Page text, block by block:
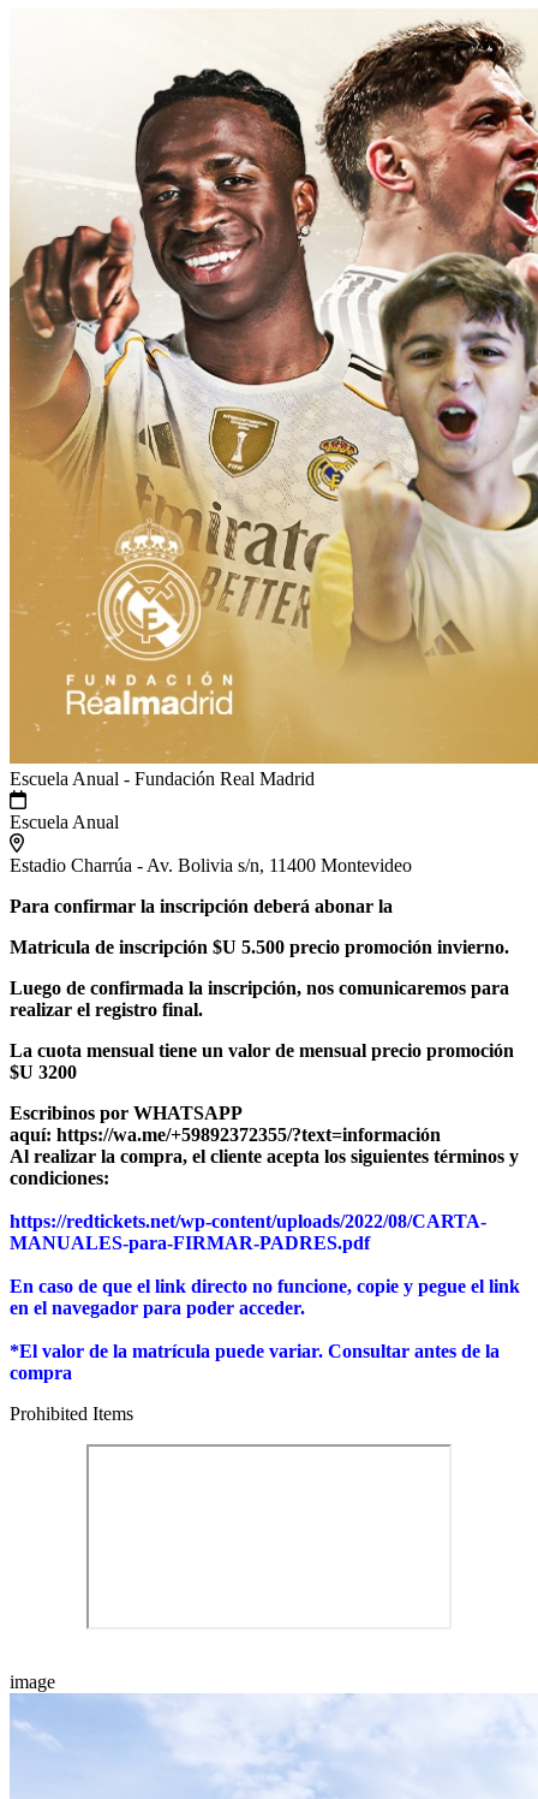
Escuela Anual - Fundación Real Madrid
Escuela Anual
Estadio Charrúa - Av. Bolivia s/n, 11400 Montevideo
Para confirmar la inscripción deberá abonar la
Matricula de inscripción $U 5.500 precio promoción invierno.
Luego de confirmada la inscripción, nos comunicaremos para
realizar el registro final.
La cuota mensual tiene un valor de mensual precio promoción
$U 3200
Escribinos por WHATSAPP
aquí: https://wa.me/+59892372355/?text=información
Al realizar la compra, el cliente acepta los siguientes términos y
condiciones:
https://redtickets.net/wp-content/uploads/2022/08/CARTA-
MANUALES-para-FIRMAR-PADRES.pdf
En caso de que el link directo no funcione, copie y pegue el link
en el navegador para poder acceder.
*El valor de la matrícula puede variar. Consultar antes de la
compra
Prohibited Items
image